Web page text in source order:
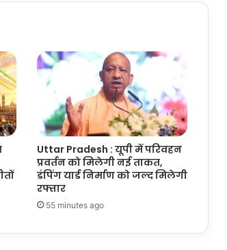
Uttar Pradesh : यूपी में परिवहन
प्रवर्तन को मिलेगी नई ताकत,
डंपिंग यार्ड निर्माण को जल्द मिलेगी
रफ्तार
55 minutes ago